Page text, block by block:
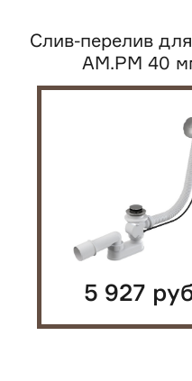
Слив-перелив
AM.PM 40
гофрированный
5 927